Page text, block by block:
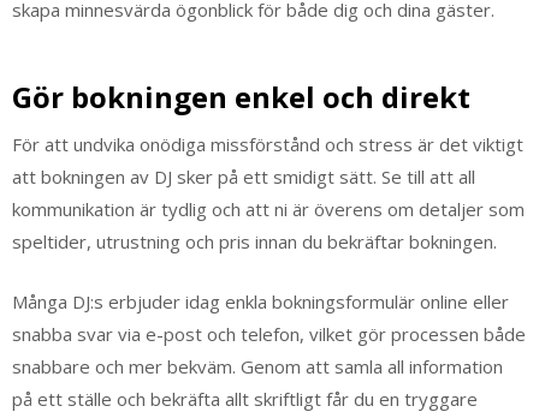
skapa minnesvärda ögonblick för både dig och dina gäster.
Gör bokningen enkel och direkt
För att undvika onödiga missförstånd och stress är det viktigt
att bokningen av DJ sker på ett smidigt sätt. Se till att all
kommunikation är tydlig och att ni är överens om detaljer som
speltider, utrustning och pris innan du bekräftar bokningen.
Många DJ:s erbjuder idag enkla bokningsformulär online eller
snabba svar via e-post och telefon, vilket gör processen både
snabbare och mer bekväm. Genom att samla all information
på ett ställe och bekräfta allt skriftligt får du en tryggare